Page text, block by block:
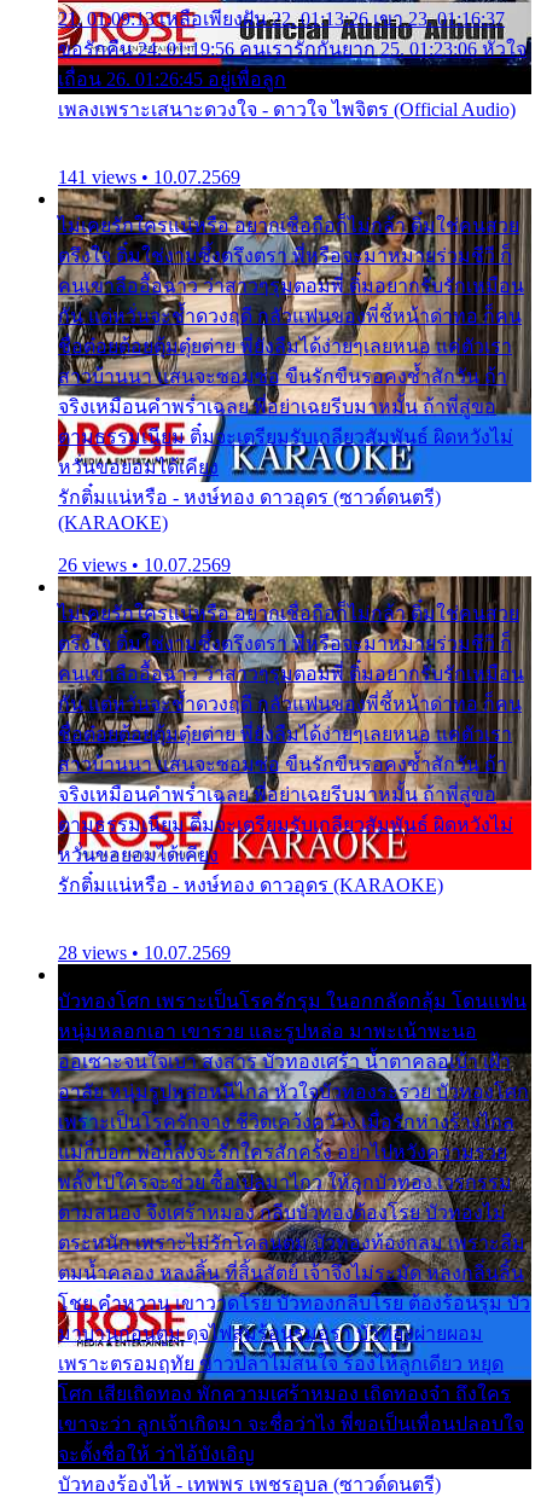
21. 01:09:13 เหลือเพียงฝัน 22. 01:13:26 เขา 23. 01:16:37
ขอรักคืน 24. 01:19:56 คนเรารักกันยาก 25. 01:23:06 หัวใจ
เถื่อน 26. 01:26:45 อยู่เพื่อลูก
เพลงเพราะเสนาะดวงใจ - ดาวใจ ไพจิตร (Official Audio)
141 views • 10.07.2569
ไม่เคยรักใครแน่หรือ อยากเชื่อถือก็ไม่กล้า ติ๋มใช่คนสวย
ตรึงใจ ติ๋มใช่งามซึ้งตรึงตรา พี่หรือจะมาหมายร่วมชีวี ก็
คนเขาลืออื้อฉาว ว่าสาวๆรุมตอมพี่ ติ๋มอยากรับรักเหมือน
กัน แต่หวั่นจะช้ำดวงฤดี กลัวแฟนของพี่ชี้หน้าด่าทอ ก็คน
ชื่อต๋อยต้อยตุ้มตุ๋ยต่าย พี่ยังลืมได้ง่ายๆเลยหนอ แค่ตัวเรา
สาวบ้านนา แสนจะซอมซ่อ ขืนรักขืนรอคงช้ำสักวัน ถ้า
จริงเหมือนคำพร่ำเฉลย พี่อย่าเฉยรีบมาหมั้น ถ้าพี่สู่ขอ
ตามธรรมเนียม ติ๋มจะเตรียมรับเกลียวสัมพันธ์ ผิดหวังไม่
หวั่นขอยอมได้เคียง
รักติ๋มแน่หรือ - หงษ์ทอง ดาวอุดร (ซาวด์ดนตรี)
(KARAOKE)
26 views • 10.07.2569
ไม่เคยรักใครแน่หรือ อยากเชื่อถือก็ไม่กล้า ติ๋มใช่คนสวย
ตรึงใจ ติ๋มใช่งามซึ้งตรึงตรา พี่หรือจะมาหมายร่วมชีวี ก็
คนเขาลืออื้อฉาว ว่าสาวๆรุมตอมพี่ ติ๋มอยากรับรักเหมือน
กัน แต่หวั่นจะช้ำดวงฤดี กลัวแฟนของพี่ชี้หน้าด่าทอ ก็คน
ชื่อต๋อยต้อยตุ้มตุ๋ยต่าย พี่ยังลืมได้ง่ายๆเลยหนอ แค่ตัวเรา
สาวบ้านนา แสนจะซอมซ่อ ขืนรักขืนรอคงช้ำสักวัน ถ้า
จริงเหมือนคำพร่ำเฉลย พี่อย่าเฉยรีบมาหมั้น ถ้าพี่สู่ขอ
ตามธรรมเนียม ติ๋มจะเตรียมรับเกลียวสัมพันธ์ ผิดหวังไม่
หวั่นขอยอมได้เคียง
รักติ๋มแน่หรือ - หงษ์ทอง ดาวอุดร (KARAOKE)
28 views • 10.07.2569
บัวทองโศก เพราะเป็นโรครักรุม ในอกกลัดกลุ้ม โดนแฟน
หนุ่มหลอกเอา เขารวย และรูปหล่อ มาพะเน้าพะนอ
ออเซาะจนใจเบา สงสาร บัวทองเศร้า น้ำตาคลอเบ้า เฝ้า
อาลัย หนุ่มรูปหล่อหนีไกล หัวใจบัวทองระรวย บัวทองโศก
เพราะเป็นโรครักจาง ชีวิตเคว้งคว้าง เมื่อรักห่างร้างไกล
แม่ก็บอก พ่อก็สั่งจะรักใครสักครั้ง อย่าไปหวังความรวย
พลั้งไปใครจะช่วย ซื้อเปลมาไกว ให้ลูกบัวทอง เวรกรรม
ตามสนอง จึงเศร้าหมอง กลีบบัวทองต้องโรย บัวทองไม่
ตระหนัก เพราะไม่รักโคลนตม บัวทองท้องกลม เพราะลืม
ตมน้ำคลอง หลงลิ้น ที่สิ้นสัตย์ เจ้าจึงไม่ระมัด หลงกลิ่นลิ้น
โชย คำหวาน เขาวาดโรย บัวทองกลีบโรย ต้องร้อนรุม บัว
มาบานก่อนตูม ดุจไฟสุมร้อนรุมอุรา บัวทองผ่ายผอม
เพราะตรอมฤทัย ข้าวปลาไม่สนใจ ร้องไห้ลูกเดียว หยุด
โศก เสียเถิดทอง พักความเศร้าหมอง เถิดทองจ๋า ถึงใคร
เขาจะว่า ลูกเจ้าเกิดมา จะชื่อว่าไง พี่ขอเป็นเพื่อนปลอบใจ
จะตั้งชื่อให้ ว่าไอ้บังเอิญ
บัวทองร้องไห้ - เทพพร เพชรอุบล (ซาวด์ดนตรี)